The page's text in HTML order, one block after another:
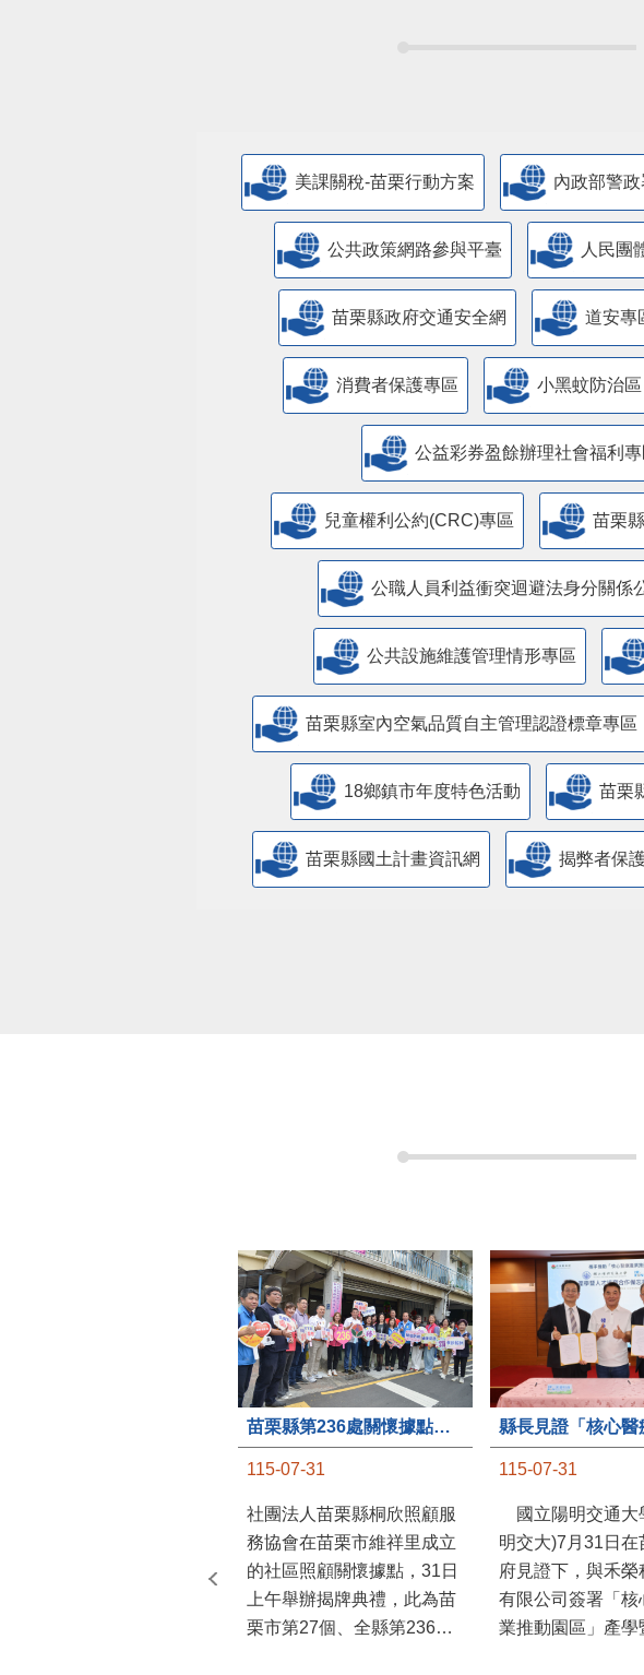
美課關稅-苗栗行動方案 內政部警
公共政策網路參與平臺 人民團
苗栗縣政府交通安全網 道安專
消費者保護專區 小黑蚊防治區
公益彩券盈餘辦理社會福利
兒童權利公約(CRC)專區 苗栗
公職人員利益衝突迴避法身分關係
​公共設施維護管理情形專區
苗栗縣室內空氣品質自主管理認證標章專區
18鄉鎮市年度特色活動 苗栗
苗栗縣國土計畫資訊網 揭弊者保
115-07-31
社團法人苗栗縣桐欣照顧服
務協會在苗栗市維祥里成立
的社區照顧關懷據點，31日
上午舉辦揭牌典禮，此為苗
栗市第27個、全縣第236處
的據點。苗栗縣長鍾東錦上
115-07-31
國立陽明交通大
明交大)7月31日
府見證下，與禾榮
有限公司簽署「核
業推動園區」產學
育合作備忘錄，為